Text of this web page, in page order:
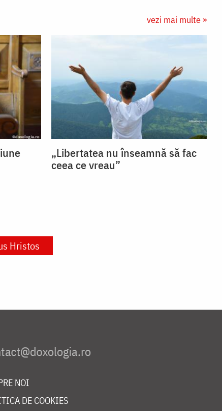
vezi mai multe »
„Libertatea nu înseamnă să fac
ceea ce vreau”
Hristos
NOI
DE COOKIES